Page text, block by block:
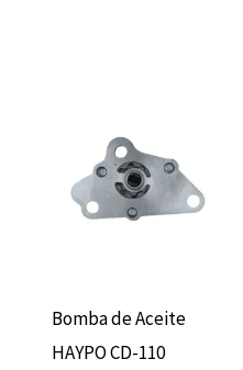
Bomba de Aceite
HAYPO CD-110